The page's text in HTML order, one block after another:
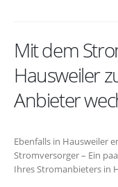
Mit dem
Hausweiler
Anbieter
Ebenfalls in Hausweiler
Stromversorger – Ein
Ihres Stromanbieters in